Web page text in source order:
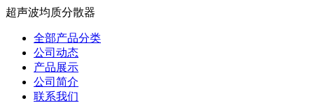
超声波均质分散器
全部产品分类
公司动态
产品展示
公司简介
联系我们